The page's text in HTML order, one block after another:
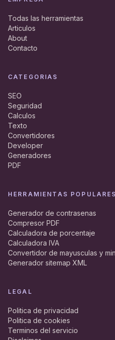
Todas las herramientas
Articulos
About
Contacto
CATEGORIAS
SEO
Seguridad
Calculos
Texto
Convertidores
Developer
Generadores
PDF
HERRAMIENTAS POPULARES
Generador de contrasenas
Compresor PDF
Calculadora de porcentaje
Calculadora IVA
Convertidor de mayusculas y
Generador sitemap XML
LEGAL
Politica de privacidad
Politica de cookies
Terminos del servicio